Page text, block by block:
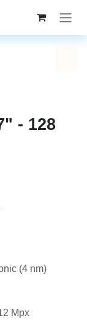
- 128
(4 nm)
Mpx